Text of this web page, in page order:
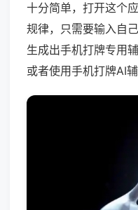
十分简单，打开这个
规律，只需要输入自
生成出手机打牌专用
或者使用手机打牌AI